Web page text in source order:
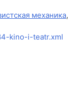
механика,
kino-i-teatr.xml